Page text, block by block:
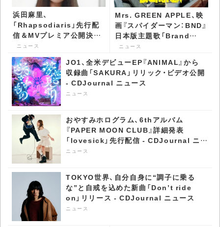
浜田麻里、
「Rhapsodiaris」先行配
信＆MVプレミア公開決
定 『BURRN!』9月号で表
紙＆巻頭に登場 -
CDJournal ニュース
ニュース
Mrs. GREEN APPLE、映
画『スパイダーマン：BND』
日本版主題歌「Brand
New」MV公開 -
ニュース
JO1、全米デビューEP『ANIMAL』から
収録曲「SAKURA」リリック・ビデオ公開
- CDJournal ニュース
ニュース
おやすみホログラム、6thアルバム
『PAPER MOON CLUB』詳細発表
「lovesick」先行配信 - CDJournal ニュ
ース
ニュース
TOKYO世界、自分自身に“調子に乗る
な”と自戒を込めた新曲「Don’t ride
on」リリース - CDJournal ニュース
ニュース